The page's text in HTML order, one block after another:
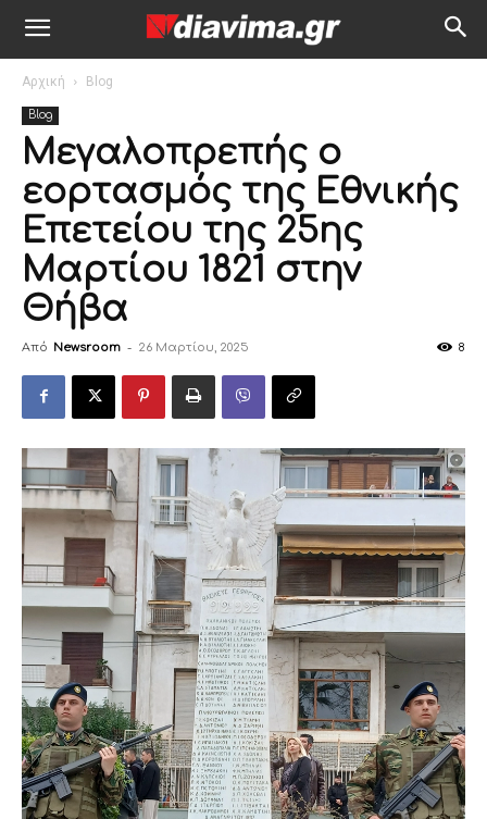
Αρχική Blog
Blog
Μεγαλοπρεπής ο
εορτασμός της Εθνικής
Επετείου της 25ης
Μαρτίου 1821 στην
Θήβα
Από Newsroom - 26 Μαρτίου, 2025 8